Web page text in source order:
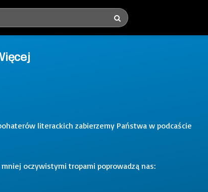
literackich zabierzemy Państwa w podcaście
oczywistymi tropami poprowadzą nas: